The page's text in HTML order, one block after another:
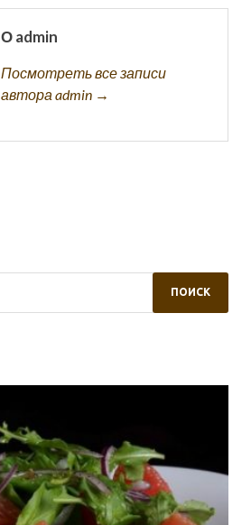
О admin
Посмотреть все записи
автора admin →